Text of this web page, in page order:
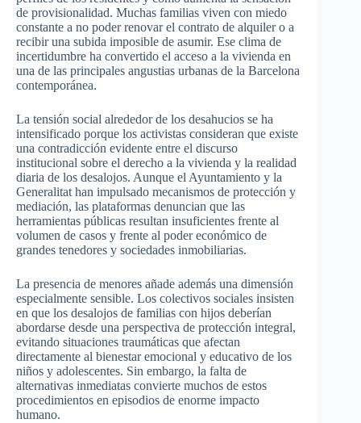
de provisionalidad. Muchas familias viven con miedo
constante a no poder renovar el contrato de alquiler o a
recibir una subida imposible de asumir. Ese clima de
incertidumbre ha convertido el acceso a la vivienda en
una de las principales angustias urbanas de la Barcelona
contemporánea.
La tensión social alrededor de los desahucios se ha
intensificado porque los activistas consideran que existe
una contradicción evidente entre el discurso
institucional sobre el derecho a la vivienda y la realidad
diaria de los desalojos. Aunque el Ayuntamiento y la
Generalitat han impulsado mecanismos de protección y
mediación, las plataformas denuncian que las
herramientas públicas resultan insuficientes frente al
volumen de casos y frente al poder económico de
grandes tenedores y sociedades inmobiliarias.
La presencia de menores añade además una dimensión
especialmente sensible. Los colectivos sociales insisten
en que los desalojos de familias con hijos deberían
abordarse desde una perspectiva de protección integral,
evitando situaciones traumáticas que afectan
directamente al bienestar emocional y educativo de los
niños y adolescentes. Sin embargo, la falta de
alternativas inmediatas convierte muchos de estos
procedimientos en episodios de enorme impacto
humano.